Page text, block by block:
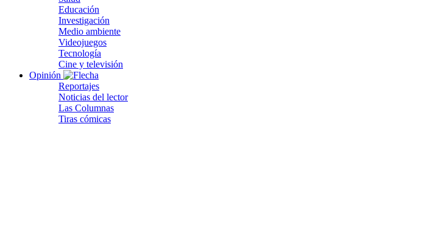
Educación
Investigación
Medio ambiente
Videojuegos
Tecnología
Cine y televisión
Opinión
Reportajes
Noticias del lector
Las Columnas
Tiras cómicas